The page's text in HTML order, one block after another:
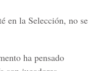
en la Selección, no se
ha pensado